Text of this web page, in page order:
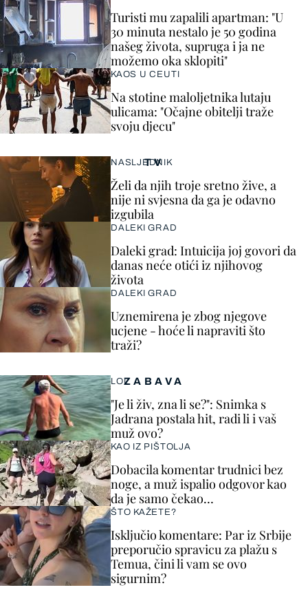
Turisti mu zapalili apartman: "U
30 minuta nestalo je 50 godina
našeg života, supruga i ja ne
možemo oka sklopiti"
KAOS U CEUTI
Na stotine maloljetnika lutaju
ulicama: "Očajne obitelji traže
svoju djecu"
ZABAVA
LOL
"Je li živ, zna li se?": Snimka s
Jadrana postala hit, radi li i vaš
muž ovo?
KAO IZ PIŠTOLJA
Dobacila komentar trudnici bez
noge, a muž ispalio odgovor kao
da je samo čekao…
ŠTO KAŽETE?
Isključio komentare: Par iz Srbije
preporučio spravicu za plažu s
Temua, čini li vam se ovo
sigurnim?
TV
NASLJEDNIK
Želi da njih troje sretno žive, a
nije ni svjesna da ga je odavno
izgubila
DALEKI GRAD
Daleki grad: Intuicija joj govori da
danas neće otići iz njihovog
života
DALEKI GRAD
Uznemirena je zbog njegove
ucjene - hoće li napraviti što
traži?